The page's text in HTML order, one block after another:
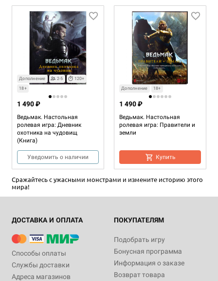
Дополнение 2-5
120+
18+
Ведьмак. Настольная
ролевая игра: Дневник
охотника на чудовищ
(Книга)
1 490 ₽
Уведомить о наличии
Дополнение 18+
Ведьмак. Настольная
ролевая игра: Правители и
земли
1 490 ₽
Купить
Сражайтесь с ужасными монстрами и измените историю этого
мира!
ДОСТАВКА И ОПЛАТА
Способы оплаты
Службы доставки
Адреса магазинов
ПОКУПАТЕЛЯМ
Подобрать игру
Бонусная программа
Информация о заказе
Возврат товара